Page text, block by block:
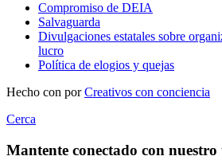
Compromiso de DEIA
Salvaguarda
Divulgaciones estatales sobre
lucro
Política de elogios y quejas
Hecho con porCreativos con conciencia
Cerca
Mantente conectado con